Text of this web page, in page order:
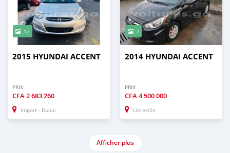
12
2015 HYUNDAI ACCENT
PRIX
CFA2 683 260
Import - Dubai
2
2014 HYUNDAI ACCENT
PRIX
CFA4 500 000
Libreville
Afficher plus